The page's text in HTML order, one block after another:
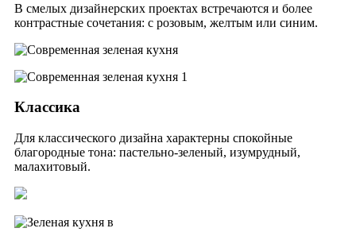
В смелых дизайнерских проектах встречаются и более
контрастные сочетания: с розовым, желтым или синим.
Классика
Для классического дизайна характерны спокойные
благородные тона: пастельно-зеленый, изумрудный,
малахитовый.